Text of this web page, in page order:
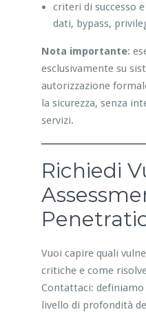
criteri di successo
dati, bypass,
Nota importante:
esclusivamente su
autorizzazione
la sicurezza, senza
servizi.
Richiedi
Vuoi capire quali
critiche e come
Contattaci:
livello di profondità